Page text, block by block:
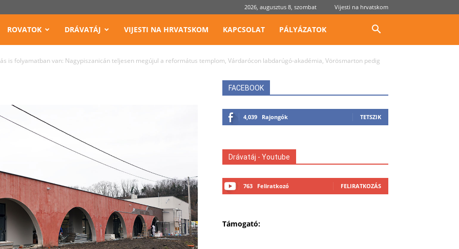
2026, augusztus 8, szombat Vijesti na hrvatskom
ROVATOK DRÁVATÁJ VIJESTI NA HRVATSKOM KAPCSOLAT PÁLYÁZATOK
is folyamatban van: Nagypiszanicán teljesen megújul a református templom, Várdarócon labdarúgó-akadémia, Vörösmarton pedig
FACEBOOK
4,039 Rajongók TETSZIK
Drávatáj - Youtube
763 Feliratkozó FELIRATKOZÁS
Támogató: